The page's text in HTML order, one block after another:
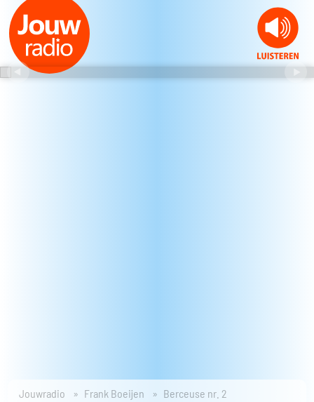
Jouwradio Frank Boeijen Berceuse nr. 2